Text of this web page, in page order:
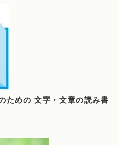
ための 文字・文章の読み書